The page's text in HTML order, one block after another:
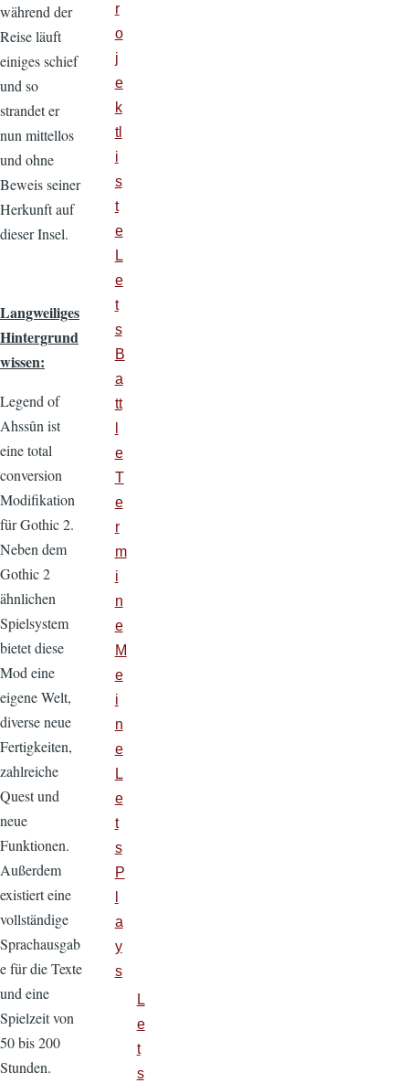
während der
Reise läuft
einiges schief
und so
strandet er
nun mittellos
und ohne
Beweis seiner
Herkunft auf
dieser Insel.
Langweiliges
Hintergrund
wissen:
Legend of
Ahssûn ist
eine total
conversion
Modifikation
für Gothic 2.
Neben dem
Gothic 2
ähnlichen
Spielsystem
bietet diese
Mod eine
eigene Welt,
diverse neue
Fertigkeiten,
zahlreiche
Quest und
neue
Funktionen.
Außerdem
existiert eine
vollständige
Sprachausgab
e für die Texte
und eine
Spielzeit von
50 bis 200
Stunden.
r
o
j
e
k
tl
i
s
t
e
L
e
t
s
B
a
tt
e
T
e
r
m
i
n
e
M
e
i
n
e
L
e
t
s
P
a
y
s
L
e
t
s